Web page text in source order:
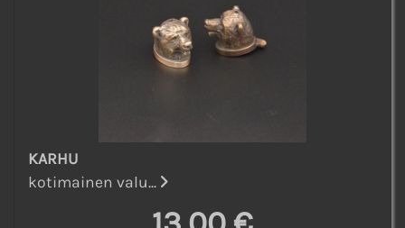
KARHU
kotimainen valu...